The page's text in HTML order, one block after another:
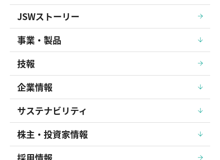
JSWストーリー
事業・製品
技報
企業情報
サステナビリティ
株主・投資家情報
採用情報